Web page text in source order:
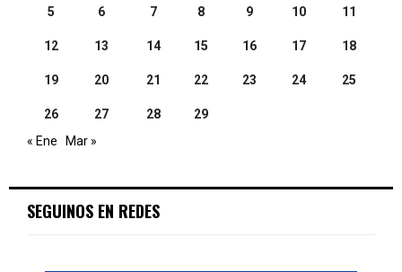
5 6 7 8 9 10 11
12 13 14 15 16 17 18
19 20 21 22 23 24 25
26 27 28
29
« Ene
Mar »
SEGUINOS EN REDES